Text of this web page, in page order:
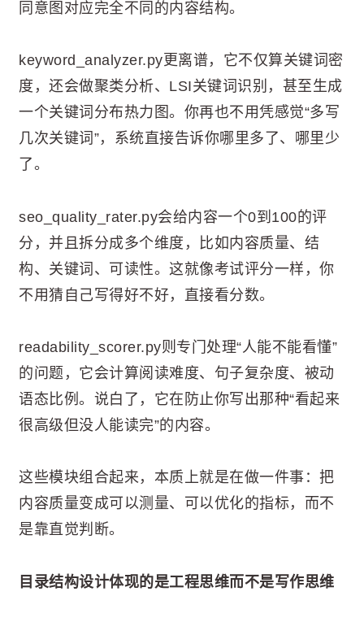
同意图对应完全不同的内容结构。
keyword_analyzer.py更离谱，它不仅算关键词密
度，还会做聚类分析、LSI关键词识别，甚至生成
一个关键词分布热力图。你再也不用凭感觉“多写
几次关键词”，系统直接告诉你哪里多了、哪里少
了。
seo_quality_rater.py会给内容一个0到100的评
分，并且拆分成多个维度，比如内容质量、结
构、关键词、可读性。这就像考试评分一样，你
不用猜自己写得好不好，直接看分数。
readability_scorer.py则专门处理“人能不能看懂”
的问题，它会计算阅读难度、句子复杂度、被动
语态比例。说白了，它在防止你写出那种“看起来
很高级但没人能读完”的内容。
这些模块组合起来，本质上就是在做一件事：把
内容质量变成可以测量、可以优化的指标，而不
是靠直觉判断。
目录结构设计体现的是工程思维而不是写作思维